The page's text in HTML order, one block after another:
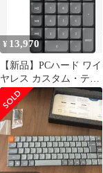
¥ 13,970
【新品】PCハード ワイ
ヤレス カスタム・テン
キー Keychron K0 Max
QMK (27キー/赤軸/ブラ
ック＆グレー) [K0M-
H1]